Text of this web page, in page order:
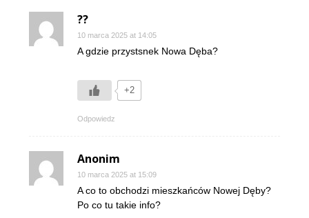
??
10 marca 2025 at 14:05
A gdzie przystsnek Nowa Dęba?
+2
Odpowiedz
Anonim
10 marca 2025 at 15:09
A co to obchodzi mieszkańców Nowej Dęby?
Po co tu takie info?